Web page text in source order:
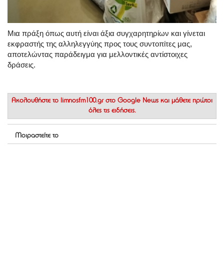
Μια πράξη όπως αυτή είναι άξια συγχαρητηρίων και γίνεται
εκφραστής της αλληλεγγύης προς τους συντοπίτες μας,
αποτελώντας παράδειγμα για μελλοντικές αντίστοιχες
δράσεις.
Ακολουθήστε το limnosfm100.gr στο Google News και μάθετε πρώτοι
όλες τις ειδήσεις.
Μοιραστείτε το